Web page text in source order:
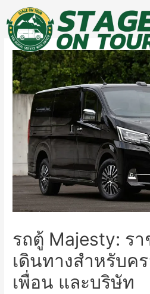
to
content
รถตู้ Majesty: ร
เดินทางสำหรับค
เพื่อน และบริษัท